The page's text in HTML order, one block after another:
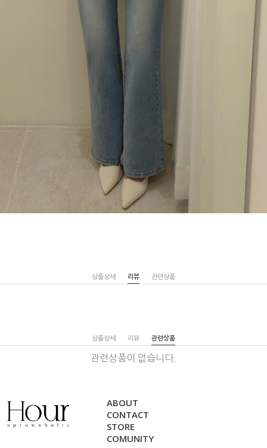
상품상세 리뷰 관련상품
상품상세 리뷰 관련상품
관련상품이 없습니다.
ABOUT
CONTACT
STORE
COMUNITY